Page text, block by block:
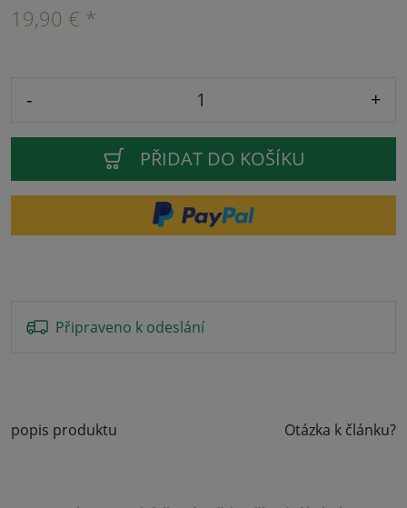
19,90 € *
- +
PŘIDAT DO KOŠÍKU
Připraveno k odeslání
popis produktu Otázka k článku?